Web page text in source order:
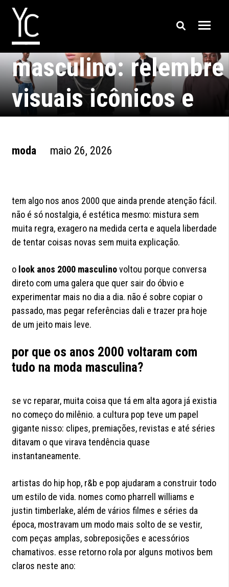
look anos 2000
masculino: relembre
visuais icônicos e
moda maio 26, 2026
tem algo nos anos 2000 que ainda prende atenção fácil.
não é só nostalgia, é estética mesmo: mistura sem
muita regra, exagero na medida certa e aquela liberdade
de tentar coisas novas sem muita explicação.
o look anos 2000 masculinovoltou porque conversa
direto com uma galera que quer sair do óbvio e
experimentar mais no dia a dia. não é sobre copiar o
passado, mas pegar referências dali e trazer pra hoje
de um jeito mais leve.
por que os anos 2000 voltaram com
tudo na moda masculina?
se vc reparar, muita coisa que tá em alta agora já existia
no começo do milênio. a cultura pop teve um papel
gigante nisso: clipes, premiações, revistas e até séries
ditavam o que virava tendência quase
instantaneamente.
artistas do hip hop, r&b e pop ajudaram a construir todo
um estilo de vida. nomes como pharrell williams e
justin timberlake, além de vários filmes e séries da
época, mostravam um modo mais solto de se vestir,
com peças amplas, sobreposições e acessórios
chamativos. esse retorno rola por alguns motivos bem
claros neste ano: